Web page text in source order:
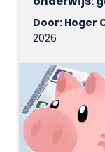
Door: Hoger
2026